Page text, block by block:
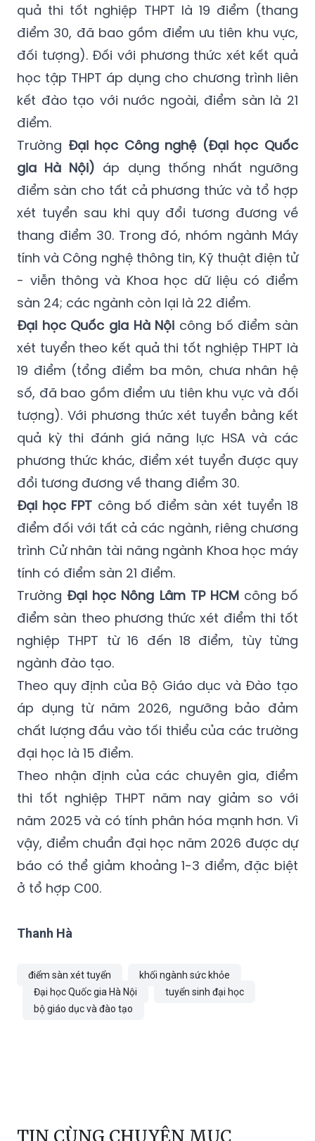
quả thi tốt nghiệp THPT là 19 điểm (thang
điểm 30, đã bao gồm điểm ưu tiên khu vực,
đối tượng). Đối với phương thức xét kết quả
học tập THPT áp dụng cho chương trình liên
kết đào tạo với nước ngoài, điểm sàn là 21
điểm.
Trường Đại học Công nghệ (Đại học Quốc
gia Hà Nội) áp dụng thống nhất ngưỡng
điểm sàn cho tất cả phương thức và tổ hợp
xét tuyển sau khi quy đổi tương đương về
thang điểm 30. Trong đó, nhóm ngành Máy
tính và Công nghệ thông tin, Kỹ thuật điện tử
- viễn thông và Khoa học dữ liệu có điểm
sàn 24; các ngành còn lại là 22 điểm.
Đại học Quốc gia Hà Nội công bố điểm sàn
xét tuyển theo kết quả thi tốt nghiệp THPT là
19 điểm (tổng điểm ba môn, chưa nhân hệ
số, đã bao gồm điểm ưu tiên khu vực và đối
tượng). Với phương thức xét tuyển bằng kết
quả kỳ thi đánh giá năng lực HSA và các
phương thức khác, điểm xét tuyển được quy
đổi tương đương về thang điểm 30.
Đại học FPT công bố điểm sàn xét tuyển 18
điểm đối với tất cả các ngành, riêng chương
trình Cử nhân tài năng ngành Khoa học máy
tính có điểm sàn 21 điểm.
Trường Đại học Nông Lâm TP HCMcông bố
điểm sàn theo phương thức xét điểm thi tốt
nghiệp THPT từ 16 đến 18 điểm, tùy từng
ngành đào tạo.
Theo quy định của Bộ Giáo dục và Đào tạo
áp dụng từ năm 2026, ngưỡng bảo đảm
chất lượng đầu vào tối thiểu của các trường
đại học là 15 điểm.
Theo nhận định của các chuyên gia, điểm
thi tốt nghiệp THPT năm nay giảm so với
năm 2025 và có tính phân hóa mạnh hơn. Vì
vậy, điểm chuẩn đại học năm 2026 được dự
báo có thể giảm khoảng 1-3 điểm, đặc biệt
ở tổ hợp C00.
Thanh Hà
điểm sàn xét tuyển
khối ngành sức khỏe
Đại học Quốc gia Hà Nội
tuyển sinh đại học
bộ giáo dục và đào tạo
TIN CÙNG CHUYÊN MỤC